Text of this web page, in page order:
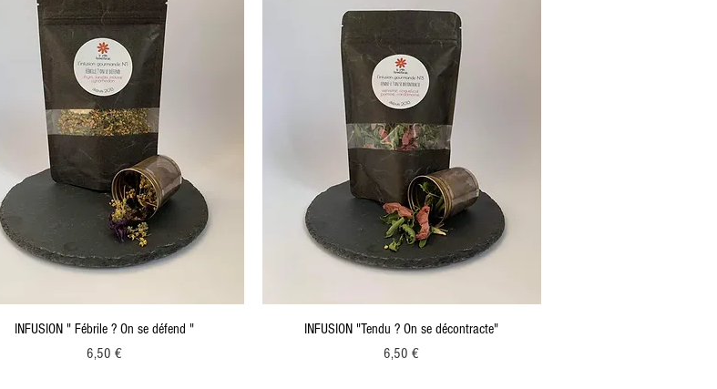
INFUSION " Fébrile ? On se défend "
Prix
6,50 €
INFUSION "Tendu ? On se décontracte"
Prix
6,50 €